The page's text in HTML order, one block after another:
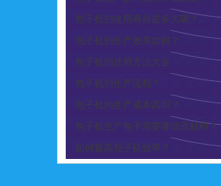
包子机的使用寿命是多久呢？
包子机的生产效率如何？
包子机的使用方法大全
包子机的生产流程？
包子机的生产成本高吗？
包子机生产包子需要哪些原材料？
如何提高包子机效率？